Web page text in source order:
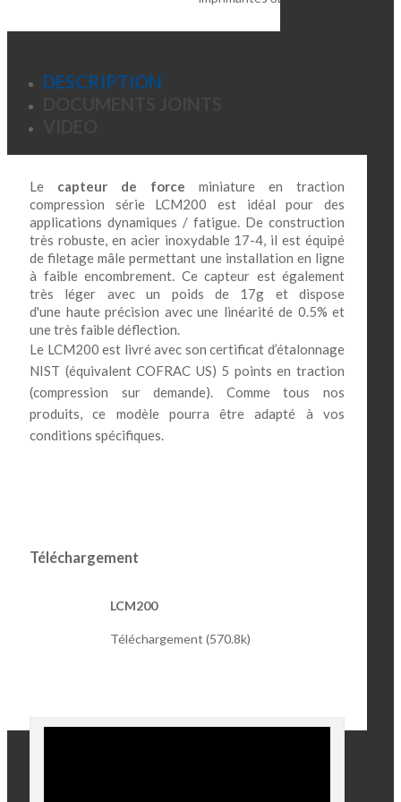
DESCRIPTION
Le capteur de force miniature en traction
compression série LCM200 est idéal pour des
applications dynamiques / fatigue. De construction
très robuste, en acier inoxydable 17-4, il est équipé
de filetage mâle permettant une installation en ligne
à faible encombrement. Ce capteur est également
très léger avec un poids de 17g et dispose
d'une haute précision avec une linéarité de 0.5% et
une très faible déflection.
Le LCM200 est livré avec son certificat d’étalonnage
NIST (équivalent COFRAC US) 5 points en traction
(compression sur demande). Comme tous nos
produits, ce modèle pourra être adapté à vos
conditions spécifiques.
Téléchargement
LCM200
Téléchargement (570.8k)